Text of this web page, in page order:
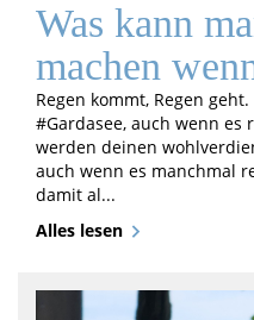
Was kann
machen
Regen kommt, Regen
#Gardasee, auch wenn es
werden deinen
auch wenn es manchmal
damit al...
Alles lesen